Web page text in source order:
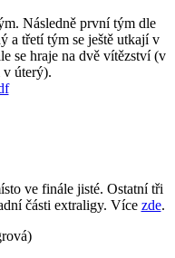
Následně první tým dle
a třetí tým se ještě utkají v
se hraje na dvě vítězství (v
v úterý).
ve finále jisté. Ostatní tři
části extraligy. Více zde.